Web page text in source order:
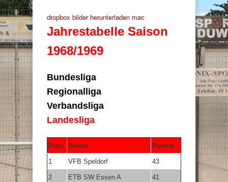
dropbox bilder herunterladen mac
Jahrestabelle Saison
1968/1969
Bundesliga
Regionalliga
Verbandsliga
Landesliga
Platz Verein Punkte
1 VFB Speldorf 43
2 ETB SW Essen A 41